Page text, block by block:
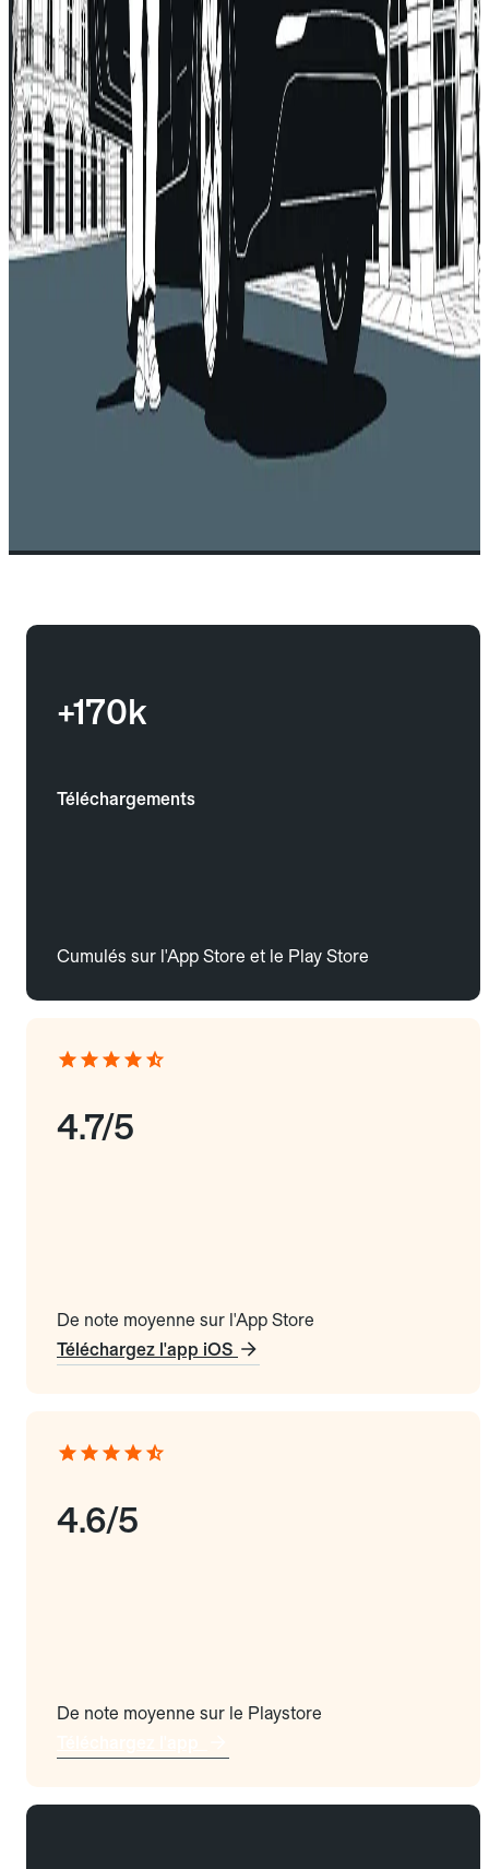
+170k
Téléchargements
Cumulés sur l'App Store et le Play Store
4.7/5
De note moyenne sur l'App Store
Téléchargez l'app iOS
4.6/5
De note moyenne sur le Playstore